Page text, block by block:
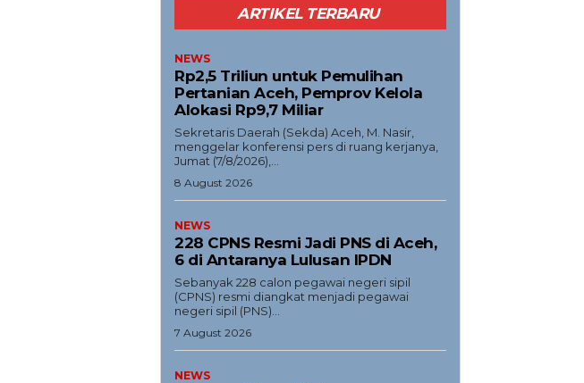
ARTIKEL TERBARU
NEWS
Rp2,5 Triliun untuk Pemulihan
Pertanian Aceh, Pemprov Kelola
Alokasi Rp9,7 Miliar
‎Sekretaris Daerah (Sekda) Aceh, M. Nasir,
menggelar konferensi pers di ruang kerjanya,
Jumat (7/8/2026),...
8 August 2026
NEWS
228 CPNS Resmi Jadi PNS di Aceh,
6 di Antaranya Lulusan IPDN
Sebanyak 228 calon pegawai negeri sipil
(CPNS) resmi diangkat menjadi pegawai
negeri sipil (PNS)...
7 August 2026
NEWS